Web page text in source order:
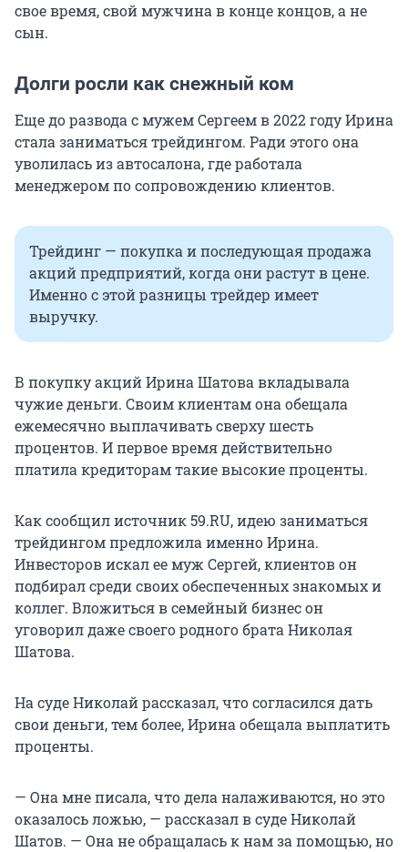
свое время, свой мужчина в конце концов, а не
сын.
Долги росли как снежный ком
Еще до развода с мужем Сергеем в 2022 году Ирина
стала заниматься трейдингом. Ради этого она
уволилась из автосалона, где работала
менеджером по сопровождению клиентов.
Трейдинг — покупка и последующая продажа
акций предприятий, когда они растут в цене.
Именно с этой разницы трейдер имеет
выручку.
В покупку акций Ирина Шатова вкладывала
чужие деньги. Своим клиентам она обещала
ежемесячно выплачивать сверху шесть
процентов. И первое время действительно
платила кредиторам такие высокие проценты.
Как сообщил источник 59.RU, идею заниматься
трейдингом предложила именно Ирина.
Инвесторов искал ее муж Сергей, клиентов он
подбирал среди своих обеспеченных знакомых и
коллег. Вложиться в семейный бизнес он
уговорил даже своего родного брата Николая
Шатова.
На суде Николай рассказал, что согласился дать
свои деньги, тем более, Ирина обещала выплатить
проценты.
— Она мне писала, что дела налаживаются, но это
оказалось ложью, — рассказал в суде Николай
Шатов. — Она не обращалась к нам за помощью, но